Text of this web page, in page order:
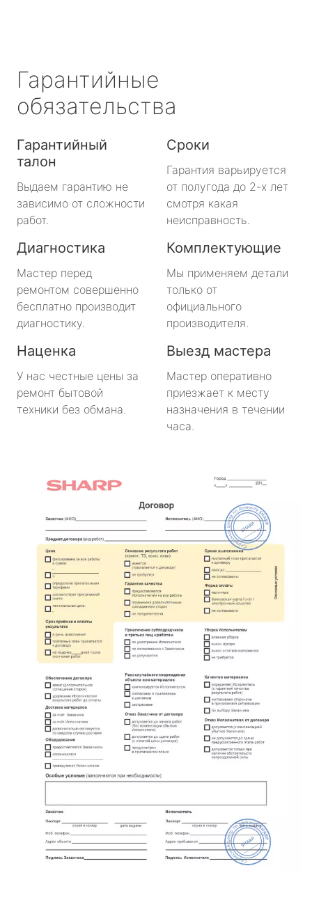
Гарантийные
обязательства
Гарантийный
талон
Выдаем гарантию не
зависимо от сложности
работ.
Сроки
Гарантия варьируется
от полугода до 2-х лет
смотря какая
неисправность.
Диагностика
Мастер перед
ремонтом совершенно
бесплатно производит
диагностику.
Комплектующие
Мы применяем детали
только от
официального
производителя.
Наценка
У нас честные цены за
ремонт бытовой
техники без обмана.
Выезд мастера
Мастер оперативно
приезжает к месту
назначения в течении
часа.